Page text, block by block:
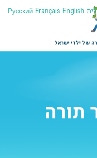
של ילדי ישראל
English
Français
Русский
תורה